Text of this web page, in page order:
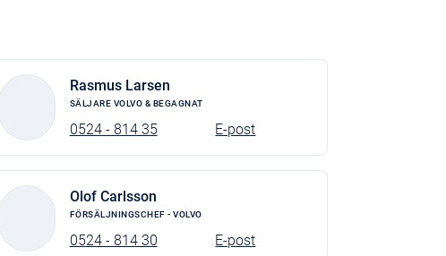
Rasmus Larsen
SÄLJARE VOLVO & BEGAGNAT
0524 - 814 35 E-post
Olof Carlsson
FÖRSÄLJNINGSCHEF - VOLVO
0524 - 814 30 E-post